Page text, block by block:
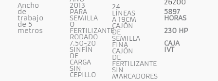
Ancho
de
trabajo
de 5
metros
2013
PARA
SEMILLA
O
FERTILIZANTE
RODADO
7.50-20
SINFÍN
DE
CARGA
SIN
CEPILLO
24
LÍNEAS
A 19CM
CAJÓN
DE
SEMILLA
FINA
CAJÓN
DE
FERTILIZANTE
SIN
MARCADORES
26200
5897
HORAS
230 HP
CAJA
IVT